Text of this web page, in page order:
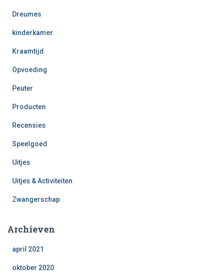
Dreumes
kinderkamer
Kraamtijd
Opvoeding
Peuter
Producten
Recensies
Speelgoed
Uitjes
Uitjes & Activiteiten
Zwangerschap
Archieven
april 2021
oktober 2020